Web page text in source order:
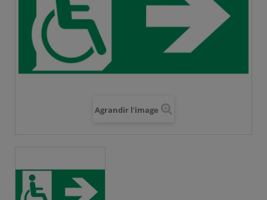
Agrandir l'image